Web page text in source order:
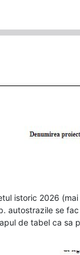
istoric 2026
autostrazile se
de tabel ca sa